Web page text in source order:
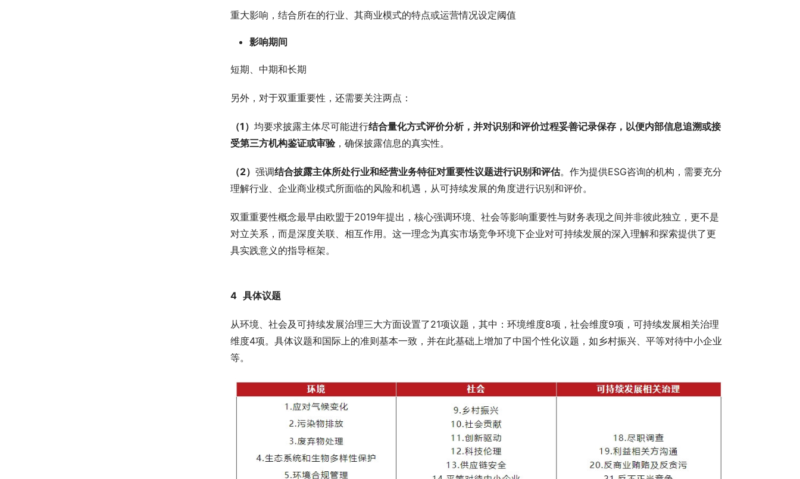
重大影响，结合所在的行业、其商业模式的特点或运营情况设定阈值
影响期间
短期、中期和长期
另外，对于双重重要性，还需要关注两点：
（1） 均要求披露主体尽可能进行结合量化方式评价分析，并对识别和评价过程妥善记录保存，以便内部信息追溯或接
受第三方机构鉴证或审验 ，确保披露信息的真实性。
（2） 强调结合披露主体所处行业和经营业务特征对重要性议题进行识别和评估。作为提供ESG咨询的机构，需要充分
理解行业、企业商业模式所面临的风险和机遇，从可持续发展的角度进行识别和评价。
双重重要性概念最早由欧盟于2019年提出，核心强调环境、社会等影响重要性与财务表现之间并非彼此独立，更不是
对立关系，而是深度关联、相互作用。这一理念为真实市场竞争环境下企业对可持续发展的深入理解和探索提供了更
具实践意义的指导框架。
4 具体议题
从环境、社会及可持续发展治理三大方面设置了21项议题，其中：环境维度8项，社会维度9项，可持续发展相关治理
维度4项。具体议题和国际上的准则基本一致，并在此基础上增加了中国个性化议题，如乡村振兴、平等对待中小企业
等。